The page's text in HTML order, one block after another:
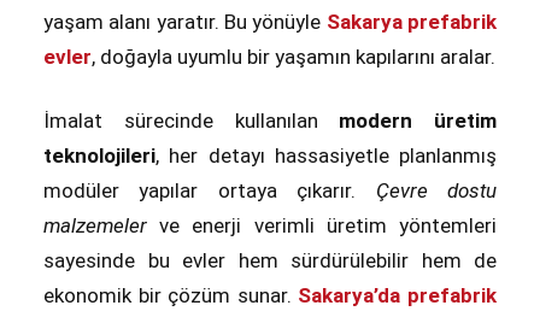
yaşam alanı yaratır. Bu yönüyle Sakarya prefabrik
evler, doğayla uyumlu bir yaşamın kapılarını aralar.
İmalat sürecinde kullanılan modern üretim
teknolojileri, her detayı hassasiyetle planlanmış
modüler yapılar ortaya çıkarır. Çevre dostu
malzemeler ve enerji verimli üretim yöntemleri
sayesinde bu evler hem sürdürülebilir hem de
ekonomik bir çözüm sunar. Sakarya’da prefabrik